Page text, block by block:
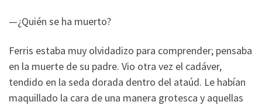
—¿Quién se ha muerto?
Ferris estaba muy olvidadizo para comprender; pensaba
en la muerte de su padre. Vio otra vez el cadáver,
tendido en la seda dorada dentro del ataúd. Le habían
maquillado la cara de una manera grotesca y aquellas